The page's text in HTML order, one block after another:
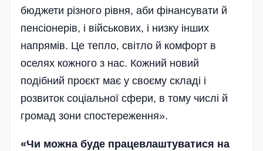
бюджети різного рівня, аби фінансувати й
пенсіонерів, і військових, і низку інших
напрямів. Це тепло, світло й комфорт в
оселях кожного з нас. Кожний новий
подібний проєкт має у своєму складі і
розвиток соціальної сфери, в тому числі й
громад зони спостереження».
«Чи можна буде працевлаштуватися на